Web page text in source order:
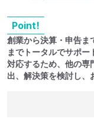
Point!
創業から決算・申告ま
までトータルでサポ
対応するため、他の専
出、解決策を検討し、